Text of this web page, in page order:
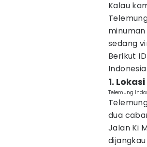
Kalau
sedang
Berikut
1.
Telemung
dua
Jalan Ki